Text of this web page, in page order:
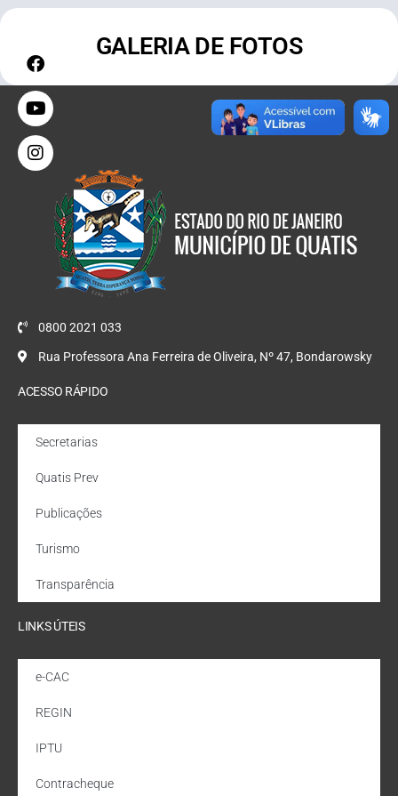
GALERIA DE FOTOS
0800 2021 033
Rua Professora Ana Ferreira de Oliveira, Nº 47, Bondarowsky
ACESSO RÁPIDO
Secretarias
Quatis Prev
Publicações
Turismo
Transparência
LINKS ÚTEIS
e-CAC
REGIN
IPTU
Contracheque